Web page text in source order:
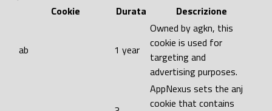
Cookie
Durata Descrizione
ab 1 year
Owned by agkn, this
cookie is used for
targeting and
advertising purposes.
AppNexus sets the anj
cookie that contains